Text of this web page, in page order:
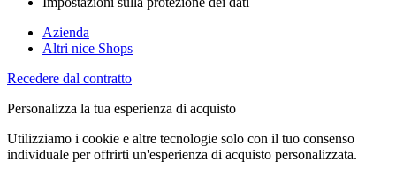
Azienda
Altri nice Shops
Recedere dal contratto
Personalizza la tua esperienza di acquisto
Utilizziamo i cookie e altre tecnologie solo con il tuo consenso
individuale per offrirti un'esperienza di acquisto personalizzata.